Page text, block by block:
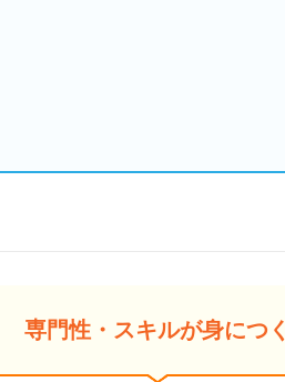
専門性・スキルが身につく